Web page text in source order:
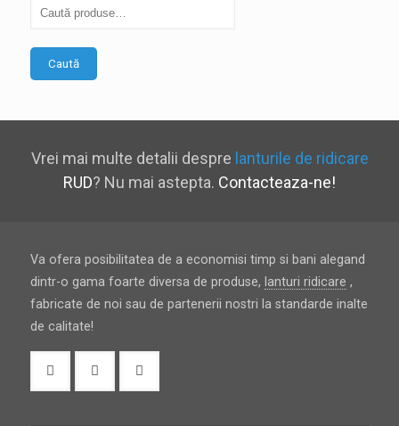
Caută
Vrei mai multe detalii despre lanturile de ridicare
RUD? Nu mai astepta. Contacteaza-ne!
Va ofera posibilitatea de a economisi timp si bani alegand
dintr-o gama foarte diversa de produse, lanturi ridicare ,
fabricate de noi sau de partenerii nostri la standarde inalte
de calitate!